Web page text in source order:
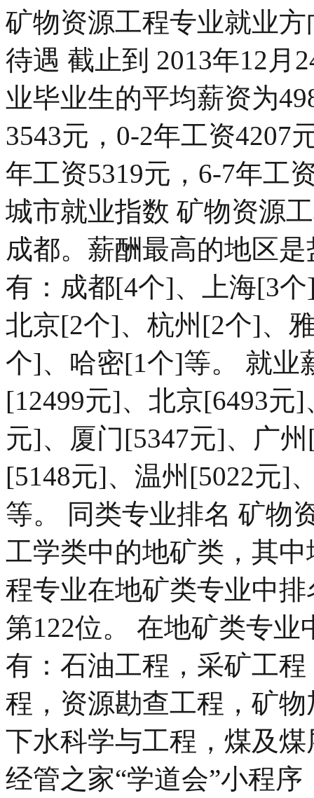
矿物资源工程专业就业
待遇 截止到 2013年12月
业毕业生的平均薪资为
3543元，0-2年工资4207
年工资5319元，6-7年工
城市就业指数 矿物资源
成都。薪酬最高的地区
有：成都[4个]、上海[3
北京[2个]、杭州[2个]、
个]、哈密[1个]等。 就业
[12499元]、北京[6493元
元]、厦门[5347元]、广
[5148元]、温州[5022元]
等。 同类专业排名 矿物
工学类中的地矿类，其
程专业在地矿类专业中
第122位。 在地矿类专
有：石油工程，采矿工
程，资源勘查工程，矿
下水科学与工程，煤及
经管之家“学道会”小程序